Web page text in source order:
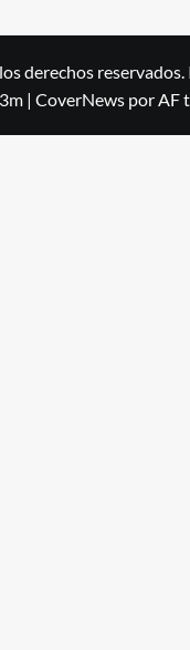
derechos
| CoverNewspor AF